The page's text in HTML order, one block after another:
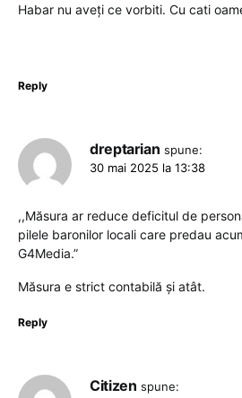
Habar nu aveți ce vorbiti. Cu cati
Reply
dreptarian spune:
30 mai 2025 la 13:38
,,Măsura ar reduce deficitul de
pilele baronilor locali care predau
G4Media.”
Măsura e strict contabilă și atât.
Reply
Citizen spune: